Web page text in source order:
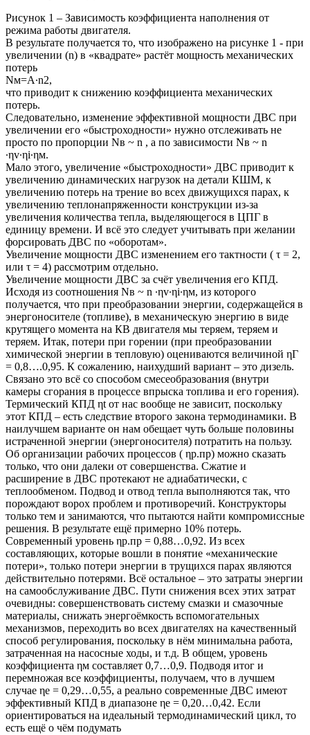
Рисунок 1 – Зависимость коэффициента наполнения от
режима работы двигателя.
В результате получается то, что изображено на рисунке 1 - при
увеличении (n) в «квадрате» растёт мощность механических
потерь
Nм=А∙n2,
что приводит к снижению коэффициента механических
потерь.
Следовательно, изменение эффективной мощности ДВС при
увеличении его «быстроходности» нужно отслеживать не
просто по пропорции Nв ~ n , а по зависимости Nв ~ n
∙ηv∙ηi∙ηм.
Мало этого, увеличение «быстроходности» ДВС приводит к
увеличению динамических нагрузок на детали КШМ, к
увеличению потерь на трение во всех движущихся парах, к
увеличению теплонапряженности конструкции из-за
увеличения количества тепла, выделяющегося в ЦПГ в
единицу времени. И всё это следует учитывать при желании
форсировать ДВС по «оборотам».
Увеличение мощности ДВС изменением его тактности ( τ = 2,
или τ = 4) рассмотрим отдельно.
Увеличение мощности ДВС за счёт увеличения его КПД.
Исходя из соотношения Nв ~ n ∙ηv∙ηi∙ηм, из которого
получается, что при преобразовании энергии, содержащейся в
энергоносителе (топливе), в механическую энергию в виде
крутящего момента на КВ двигателя мы теряем, теряем и
теряем. Итак, потери при горении (при преобразовании
химической энергии в тепловую) оцениваются величиной ηГ
= 0,8….0,95. К сожалению, наихудший вариант – это дизель.
Связано это всё со способом смесеобразования (внутри
камеры сгорания в процессе впрыска топлива и его горения).
Термический КПД ηt от нас вообще не зависит, поскольку
этот КПД – есть следствие второго закона термодинамики. В
наилучшем варианте он нам обещает чуть больше половины
истраченной энергии (энергоносителя) потратить на пользу.
Об организации рабочих процессов ( ηр.пр) можно сказать
только, что они далеки от совершенства. Сжатие и
расширение в ДВС протекают не адиабатически, с
теплообменом. Подвод и отвод тепла выполняются так, что
порождают ворох проблем и противоречий. Конструкторы
только тем и занимаются, что пытаются найти компромиссные
решения. В результате ещё примерно 10% потерь.
Современный уровень ηр.пр = 0,88…0,92. Из всех
составляющих, которые вошли в понятие «механические
потери», только потери энергии в трущихся парах являются
действительно потерями. Всё остальное – это затраты энергии
на самообслуживание ДВС. Пути снижения всех этих затрат
очевидны: совершенствовать систему смазки и смазочные
материалы, снижать энергоёмкость вспомогательных
механизмов, переходить во всех двигателях на качественный
способ регулирования, поскольку в нём минимальна работа,
затраченная на насосные ходы, и т.д. В общем, уровень
коэффициента ηм составляет 0,7…0,9. Подводя итог и
перемножая все коэффициенты, получаем, что в лучшем
случае ηе = 0,29…0,55, а реально современные ДВС имеют
эффективный КПД в диапазоне ηе = 0,20…0,42. Если
ориентироваться на идеальный термодинамический цикл, то
есть ещё о чём подумать